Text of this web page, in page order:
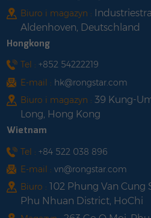
wykorzystujące zasoby
ziemi.4. Przyjazność dla
środowiska i duża
zdolność do
recyklingu.5. Produkty
różnych potrzeb.
Biuro i magazyn :
Aldenhoven, Deutschland
Hongkong
Tel : +852 54222219
E-mail : hk@rongstar.com
Biuro i magazyn : 39 Kung-
Long, Hong Kong
Wietnam
Tel : +84 522 038 896
E-mail : vn@rongstar.com
Biuro : 102 Phung Van Cung
Phu Nhuan District, HoChi